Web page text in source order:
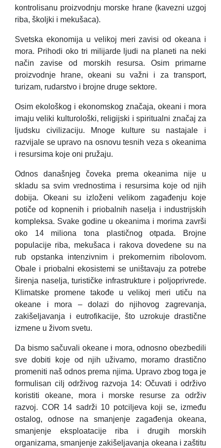
kontrolisanu proizvodnju morske hrane (kavezni uzgoj
riba, školjki i mekušaca).
Svetska ekonomija u velikoj meri zavisi od okeana i
mora. Prihodi oko tri milijarde ljudi na planeti na neki
način zavise od morskih resursa. Osim primarne
proizvodnje hrane, okeani su važni i za transport,
turizam, rudarstvo i brojne druge sektore.
Osim ekološkog i ekonomskog značaja, okeani i mora
imaju veliki kulturološki, religijski i spiritualni značaj za
ljudsku civilizaciju. Mnoge kulture su nastajale i
razvijale se upravo na osnovu tesnih veza s okeanima
i resursima koje oni pružaju.
Odnos današnjeg čoveka prema okeanima nije u
skladu sa svim vrednostima i resursima koje od njih
dobija. Okeani su izloženi velikom zagađenju koje
potiče od kopnenih i priobalnih naselja i industrijskih
kompleksa. Svake godine u okeanima i morima završi
oko 14 miliona tona plastičnog otpada. Brojne
populacije riba, mekušaca i rakova dovedene su na
rub opstanka intenzivnim i prekomernim ribolovom.
Obale i priobalni ekosistemi se uništavaju za potrebe
širenja naselja, turističke infrastrukture i poljoprivrede.
Klimatske promene takođe u velikoj meri utiču na
okeane i mora – dolazi do njihovog zagrevanja,
zakišeljavanja i eutrofikacije, što uzrokuje drastične
izmene u živom svetu.
Da bismo sačuvali okeane i mora, odnosno obezbedili
sve dobiti koje od njih uživamo, moramo drastično
promeniti naš odnos prema njima. Upravo zbog toga je
formulisan cilj održivog razvoja 14: Očuvati i održivo
koristiti okeane, mora i morske resurse za održiv
razvoj. COR 14 sadrži 10 potciljeva koji se, između
ostalog, odnose na smanjenje zagađenja okeana,
smanjenje eksploatacije riba i drugih morskih
organizama, smanjenje zakišeljavanja okeana i zaštitu